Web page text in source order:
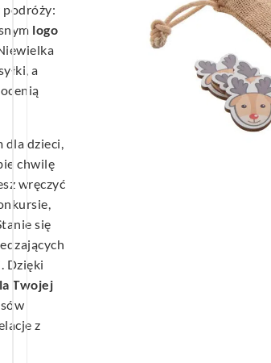
podróży:
logo
a
dla dzieci,
chwilę
wręczyć
się
Dzięki
Twojej
z